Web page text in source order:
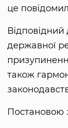
це
державної
також
Постановою